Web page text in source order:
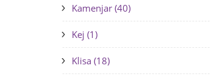
Kamenjar (40)
Kej (1)
Klisa (18)